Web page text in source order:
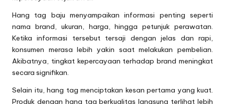
Hang tag baju menyampaikan informasi penting seperti
nama brand, ukuran, harga, hingga petunjuk perawatan.
Ketika informasi tersebut tersaji dengan jelas dan rapi,
konsumen merasa lebih yakin saat melakukan pembelian.
Akibatnya, tingkat kepercayaan terhadap brand meningkat
secara signifikan.
Selain itu, hang tag menciptakan kesan pertama yang kuat.
Produk dengan hang tag berkualitas langsung terlihat lebih